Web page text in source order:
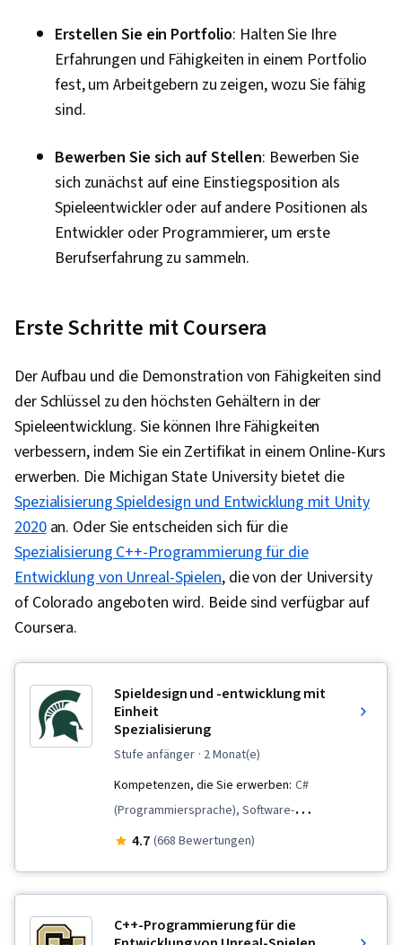
Erstellen Sie ein Portfolio: Halten Sie Ihre
Erfahrungen und Fähigkeiten in einem Portfolio
fest, um Arbeitgebern zu zeigen, wozu Sie fähig
sind.
Bewerben Sie sich auf Stellen: Bewerben Sie
sich zunächst auf eine Einstiegsposition als
Spieleentwickler oder auf andere Positionen als
Entwickler oder Programmierer, um erste
Berufserfahrung zu sammeln.
Erste Schritte mit Coursera
Der Aufbau und die Demonstration von Fähigkeiten sind
der Schlüssel zu den höchsten Gehältern in der
Spieleentwicklung. Sie können Ihre Fähigkeiten
verbessern, indem Sie ein Zertifikat in einem Online-Kurs
erwerben. Die Michigan State University bietet die
Spezialisierung Spieldesign und Entwicklung mit Unity
2020an. Oder Sie entscheiden sich für die
Spezialisierung C++-Programmierung für die
Entwicklung von Unreal-Spielen, die von der University
of Colorado angeboten wird. Beide sind verfügbar auf
Coursera.
Spieldesign und -entwicklung mit
Einheit
Spezialisierung
stufe anfänger · 2 Monat(e)
Kompetenzen, die Sie erwerben: C#
(Programmiersprache), Software-
Entwurfsdokumente, Entwicklung von
Plattformübergreifende Entwicklung, 3D-
4.7 (668 Bewertungen)
C++-Programmierung für die